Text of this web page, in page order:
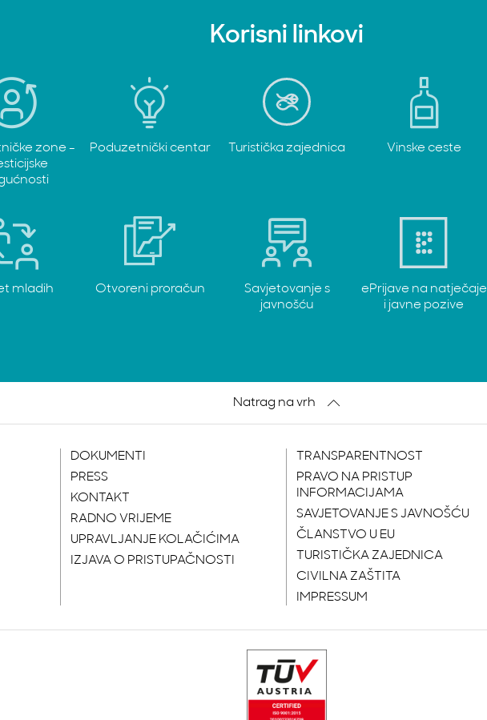
Korisni linkovi
zone -
Poduzetnički centar Turistička zajednica Vinske ceste
mladih Otvoreni proračun
Savjetovanje s
javnošću
ePrijave na natječaje
i javne pozive
Natrag na vrh
DOKUMENTI
PRESS
KONTAKT
RADNO VRIJEME
UPRAVLJANJE KOLAČIĆIMA
IZJAVA O PRISTUPAČNOSTI
TRANSPARENTNOST
PRAVO NA PRISTUP
INFORMACIJAMA
SAVJETOVANJE S JAVNOŠĆU
ČLANSTVO U EU
TURISTIČKA ZAJEDNICA
CIVILNA ZAŠTITA
IMPRESSUM